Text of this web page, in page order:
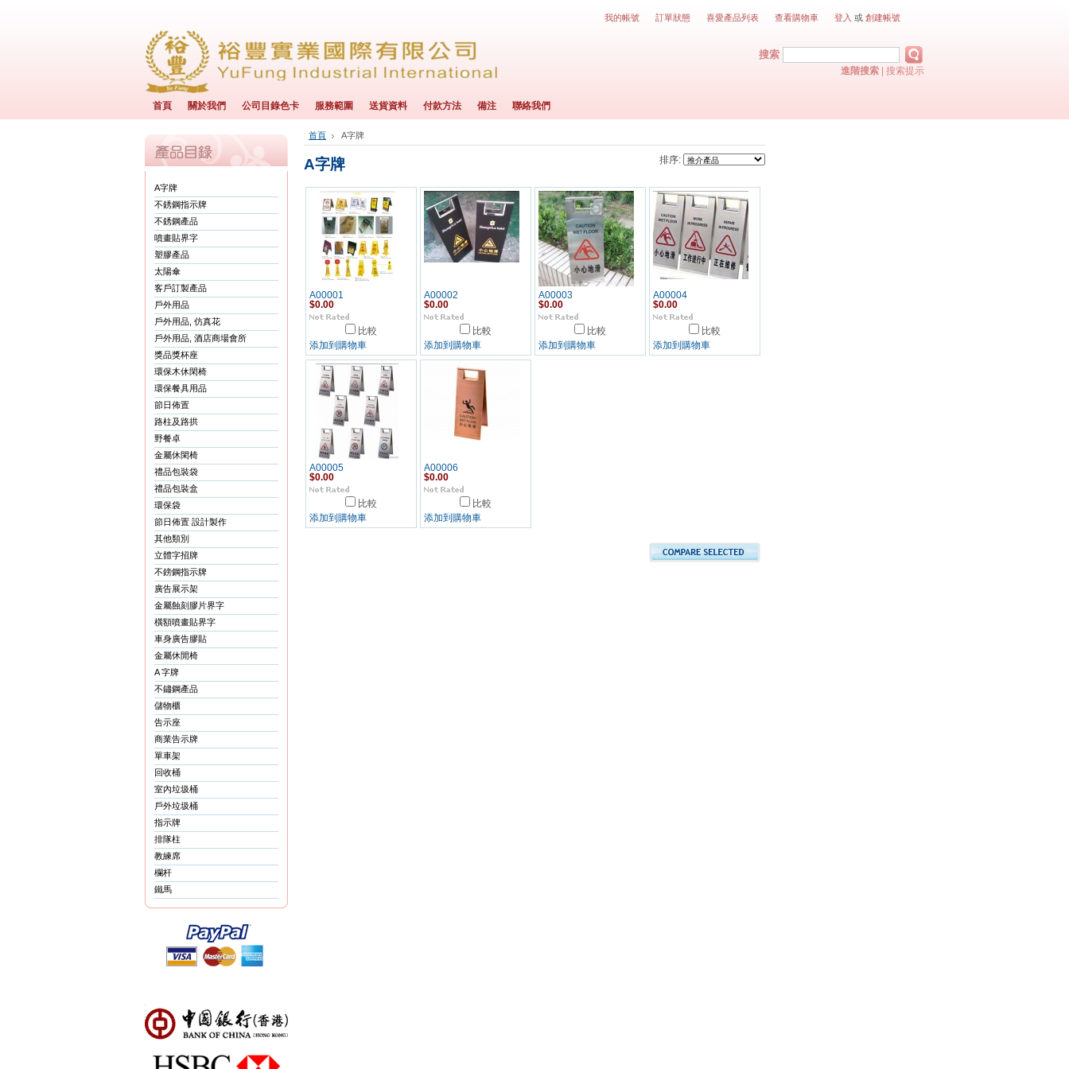
我的帳號 訂單狀態 喜愛產品列表 查看購物車 登入 或 創建帳號
搜索
進階搜索 搜索提示
首頁 關於我們 公司目錄色卡 服務範圍 送貨資料 付款方法 備注 聯絡我們
A字牌
不銹鋼指示牌
不銹鋼產品
噴畫貼界字
塑膠產品
太陽傘
客戶訂製產品
戶外用品
戶外用品, 仿真花
戶外用品, 酒店商場會所
獎品獎杯座
環保木休閑椅
環保餐具用品
節日佈置
路柱及路拱
野餐卓
金屬休閑椅
禮品包裝袋
禮品包裝盒
環保袋
節日佈置 設計製作
其他類別
立體字招牌
不鎊鋼指示牌
廣告展示架
金屬蝕刻膠片界字
橫額噴畫貼界字
車身廣告膠貼
金屬休閒椅
A 字牌
不鏽鋼產品
儲物櫃
告示座
商業告示牌
單車架
回收桶
室內垃圾桶
戶外垃圾桶
指示牌
排隊柱
教練席
欄杆
鐵馬
首頁 A字牌
排序:
A字牌
A00001
$0.00
比較
添加到購物車
A00002
$0.00
比較
添加到購物車
A00003
$0.00
比較
添加到購物車
A00004
$0.00
比較
添加到購物車
A00005
$0.00
比較
添加到購物車
A00006
$0.00
比較
添加到購物車